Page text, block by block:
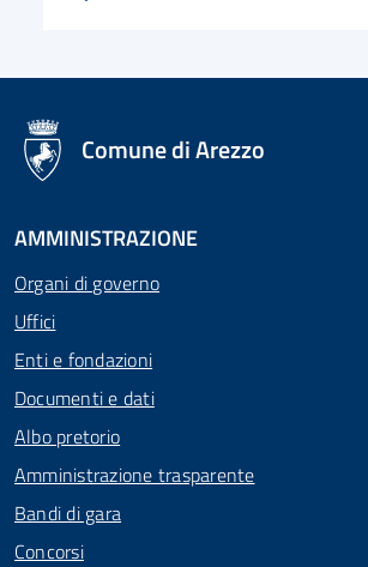
logo Unione Europea
Comune di Arezzo
AMMINISTRAZIONE
Organi di governo
Uffici
Enti e fondazioni
Documenti e dati
Albo pretorio
Amministrazione trasparente
Bandi di gara
Concorsi